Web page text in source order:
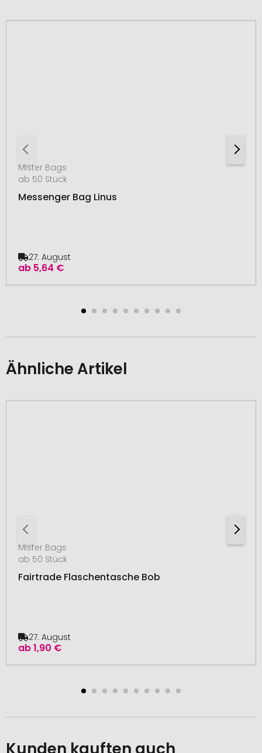
Mister Bags
ab 50 Stück
Messenger Bag Linus
ab 5,64 €
27. August
Ähnliche Artikel
Mister Bags
ab 50 Stück
Fairtrade Flaschentasche Bob
ab1,90 €
27. August